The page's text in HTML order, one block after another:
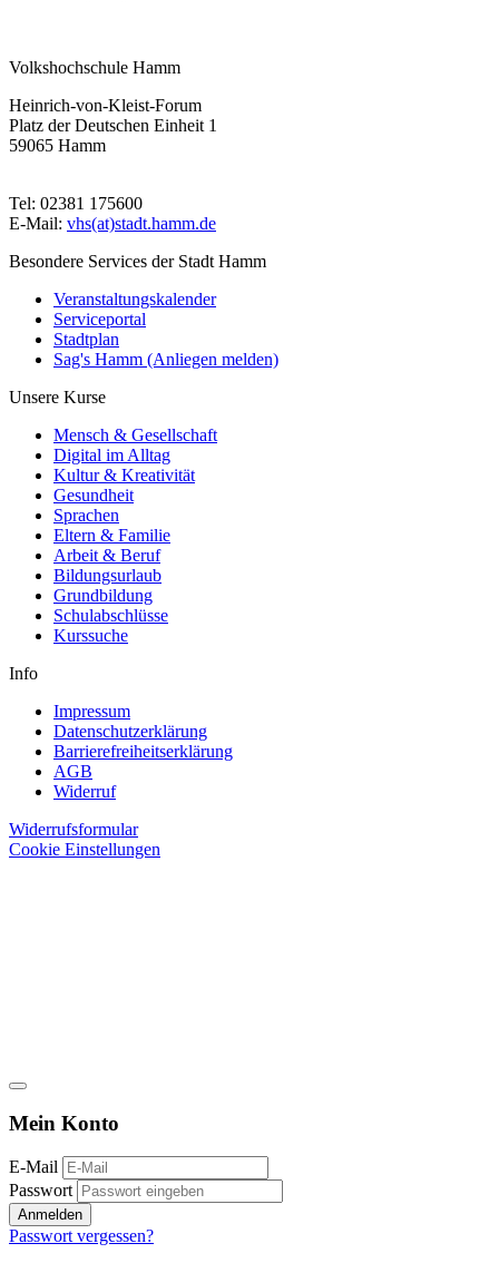
Volkshochschule Hamm
Heinrich-von-Kleist-Forum
Platz der Deutschen Einheit 1
59065 Hamm
Tel: 02381 175600
E-Mail: vhs(at)stadt.hamm.de
Besondere Services der Stadt Hamm
Veranstaltungskalender
Serviceportal
Stadtplan
Sag's Hamm (Anliegen melden)
Unsere Kurse
Mensch & Gesellschaft
Digital im Alltag
Kultur & Kreativität
Gesundheit
Sprachen
Eltern & Familie
Arbeit & Beruf
Bildungsurlaub
Grundbildung
Schulabschlüsse
Kurssuche
Info
Impressum
Datenschutzerklärung
Barrierefreiheitserklärung
AGB
Widerruf
Widerrufsformular
Cookie Einstellungen
Mein Konto
E-Mail
Passwort
Anmelden
Passwort vergessen?